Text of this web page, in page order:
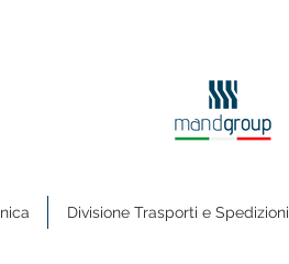
Divisione Trasporti e Spedizioni